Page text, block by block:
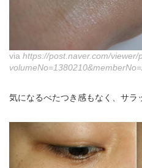
via https://post.naver.com/viewer/
気になるべたつき感もなく、サラ